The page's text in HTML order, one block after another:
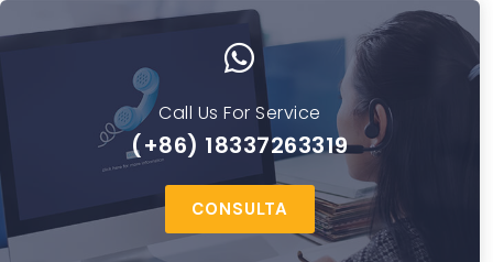
Call Us For Service
(+86) 18337263319
CONSULTA